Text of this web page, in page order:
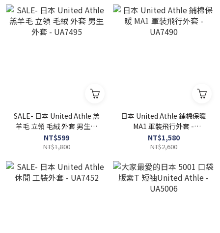
SALE- 日本 United Athle 羔
羊毛 立領 毛絨 外套 男生外
套 - UA7495
NT$599
NT$1,800
日本 United Athle 鋪棉保暖
MA1 軍裝飛行外套 -
UA7490
NT$1,580
NT$2,600